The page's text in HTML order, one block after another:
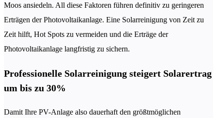
Moos ansiedeln. All diese Faktoren führen definitiv zu geringeren
Erträgen der Photovoltaikanlage. Eine Solarreinigung von Zeit zu
Zeit hilft, Hot Spots zu vermeiden und die Erträge der
Photovoltaikanlage langfristig zu sichern.
Professionelle Solarreinigung steigert Solarertrag
um bis zu 30%
Damit Ihre PV-Anlage also dauerhaft den größtmöglichen